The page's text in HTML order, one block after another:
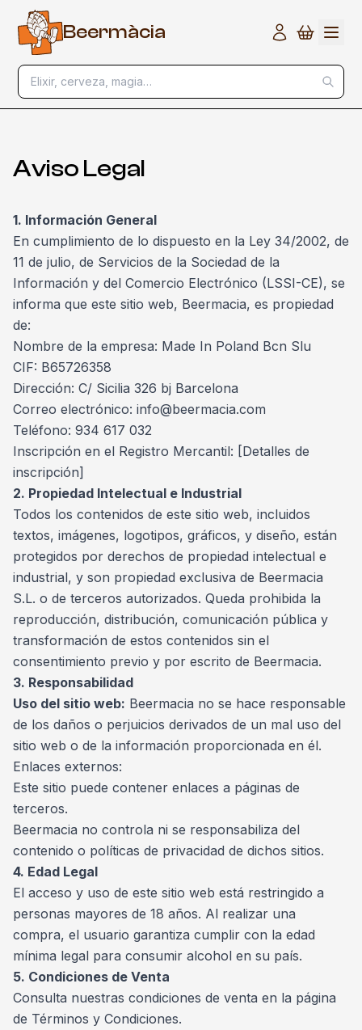
Beermàcia
Elixir, cerveza, magia…
Aviso Legal
1. Información General
En cumplimiento de lo dispuesto en la Ley 34/2002, de
11 de julio, de Servicios de la Sociedad de la
Información y del Comercio Electrónico (LSSI-CE), se
informa que este sitio web, Beermacia, es propiedad
de:
Nombre de la empresa: Made In Poland Bcn Slu
CIF: B65726358
Dirección: C/ Sicilia 326 bj Barcelona
Correo electrónico: info@beermacia.com
Teléfono: 934 617 032
Inscripción en el Registro Mercantil: [Detalles de
inscripción]
2. Propiedad Intelectual e Industrial
Todos los contenidos de este sitio web, incluidos
textos, imágenes, logotipos, gráficos, y diseño, están
protegidos por derechos de propiedad intelectual e
industrial, y son propiedad exclusiva de Beermacia
S.L. o de terceros autorizados. Queda prohibida la
reproducción, distribución, comunicación pública y
transformación de estos contenidos sin el
consentimiento previo y por escrito de Beermacia.
3. Responsabilidad
Uso del sitio web: Beermacia no se hace responsable
de los daños o perjuicios derivados de un mal uso del
sitio web o de la información proporcionada en él.
Enlaces externos:
Este sitio puede contener enlaces a páginas de
terceros.
Beermacia no controla ni se responsabiliza del
contenido o políticas de privacidad de dichos sitios.
4. Edad Legal
El acceso y uso de este sitio web está restringido a
personas mayores de 18 años. Al realizar una
compra, el usuario garantiza cumplir con la edad
mínima legal para consumir alcohol en su país.
5. Condiciones de Venta
Consulta nuestras condiciones de venta en la página
de Términos y Condiciones.